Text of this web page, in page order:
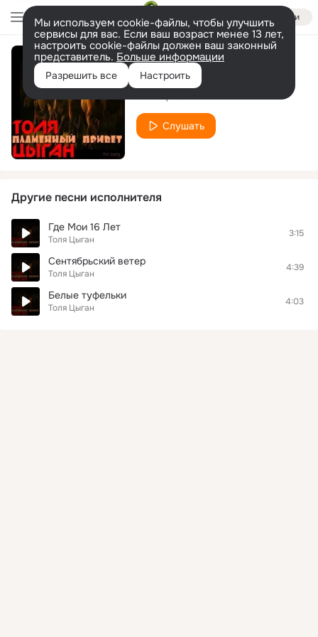
Войти
Мы используем cookie-файлы, чтобы улучшить
сервисы для вас. Если ваш возраст менее 13 лет,
настроить cookie-файлы должен ваш законный
представитель. Больше информации
Разрешить все Настроить
Илья
Слушать
Другие песни исполнителя
Где Мои 16 Лет
Толя Цыган
3:15
Сентябрьский ветер
Толя Цыган
4:39
Белые туфельки
Толя Цыган
4:03